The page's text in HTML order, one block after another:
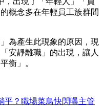
概念多在年輕員工族群間
為產生此現象的原因，現
安靜離職」的出現，讓人
衡」。
平？職場菜鳥快閃曝主管